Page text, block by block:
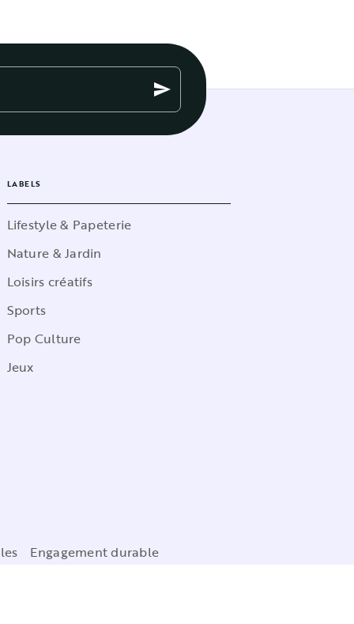
send
LABELS
Lifestyle & Papeterie
Nature & Jardin
Loisirs créatifs
Sports
Pop Culture
Jeux
Engagement durable